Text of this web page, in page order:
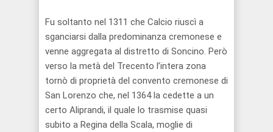
Fu soltanto nel 1311 che Calcio riuscì a
sganciarsi dalla predominanza cremonese e
venne aggregata al distretto di Soncino. Però
verso la metà del Trecento l’intera zona
tornò di proprietà del convento cremonese di
San Lorenzo che, nel 1364 la cedette a un
certo Aliprandi, il quale lo trasmise quasi
subito a Regina della Scala, moglie di